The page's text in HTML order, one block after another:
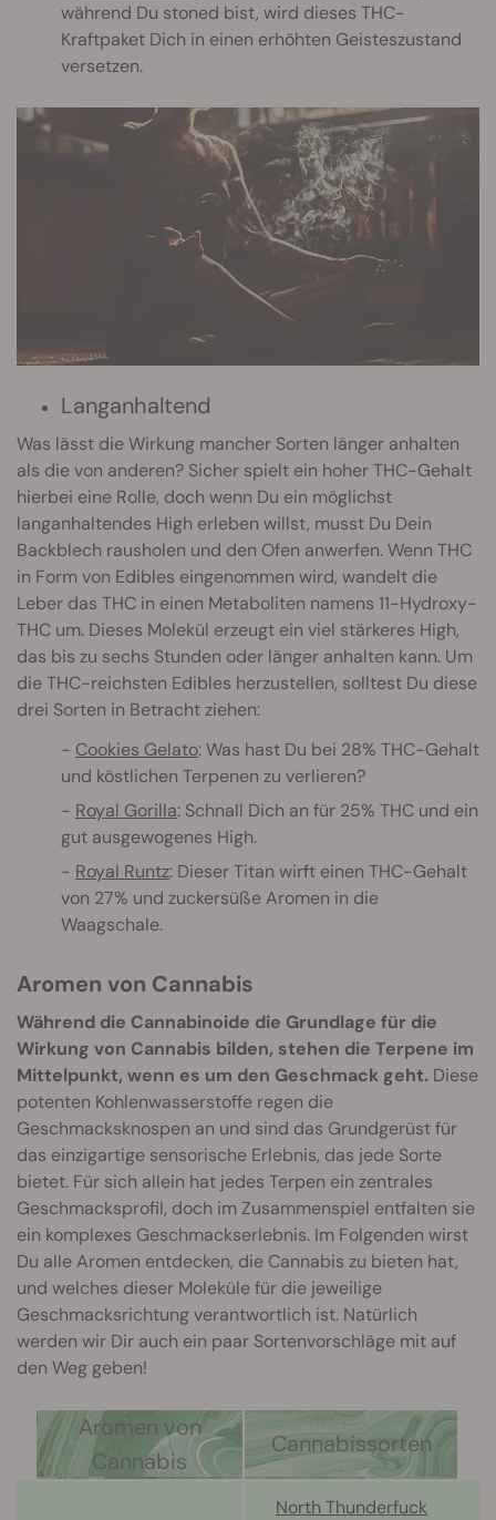
während Du stoned bist, wird dieses THC-
Kraftpaket Dich in einen erhöhten Geisteszustand
versetzen.
Langanhaltend
Was lässt die Wirkung mancher Sorten länger anhalten
als die von anderen? Sicher spielt ein hoher THC-Gehalt
hierbei eine Rolle, doch wenn Du ein möglichst
langanhaltendes High erleben willst, musst Du Dein
Backblech rausholen und den Ofen anwerfen. Wenn THC
in Form von Edibles eingenommen wird, wandelt die
Leber das THC in einen Metaboliten namens 11-Hydroxy-
THC um. Dieses Molekül erzeugt ein viel stärkeres High,
das bis zu sechs Stunden oder länger anhalten kann. Um
die THC-reichsten Edibles herzustellen, solltest Du diese
drei Sorten in Betracht ziehen:
Cookies Gelato: Was hast Du bei 28% THC-Gehalt
und köstlichen Terpenen zu verlieren?
Royal Gorilla: Schnall Dich an für 25% THC und ein
gut ausgewogenes High.
Royal Runtz: Dieser Titan wirft einen THC-Gehalt
von 27% und zuckersüße Aromen in die
Waagschale.
Aromen von Cannabis
Während die Cannabinoide die Grundlage für die
Wirkung von Cannabis bilden, stehen die Terpene im
Mittelpunkt, wenn es um den Geschmack geht. Diese
potenten Kohlenwasserstoffe regen die
Geschmacksknospen an und sind das Grundgerüst für
das einzigartige sensorische Erlebnis, das jede Sorte
bietet. Für sich allein hat jedes Terpen ein zentrales
Geschmacksprofil, doch im Zusammenspiel entfalten sie
ein komplexes Geschmackserlebnis. Im Folgenden wirst
Du alle Aromen entdecken, die Cannabis zu bieten hat,
und welches dieser Moleküle für die jeweilige
Geschmacksrichtung verantwortlich ist. Natürlich
werden wir Dir auch ein paar Sortenvorschläge mit auf
den Weg geben!
Aromen von
Cannabis
Cannabissorten
North Thunderfuck